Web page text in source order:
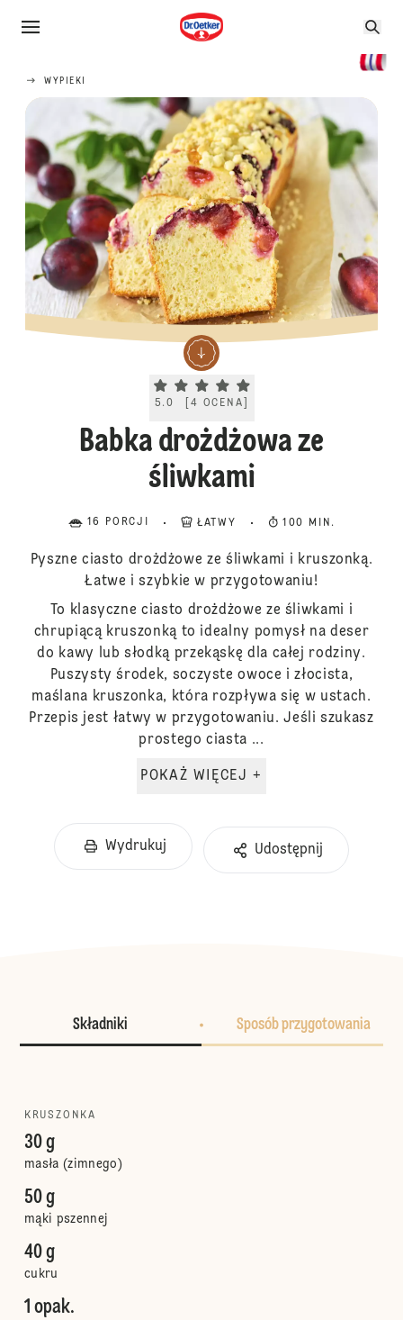
WYPIEKI
Current rating 5.0. Click to rate.
5.0 4 OCENA
Babka drożdżowa ze
śliwkami
16 PORCJI ŁATWY 100 MIN.
Pyszne ciasto drożdżowe ze śliwkami i kruszonką.
Łatwe i szybkie w przygotowaniu!
To klasyczne ciasto drożdżowe ze śliwkami i
chrupiącą kruszonką to idealny pomysł na deser
do kawy lub słodką przekąskę dla całej rodziny.
Puszysty środek, soczyste owoce i złocista,
maślana kruszonka, która rozpływa się w ustach.
Przepis jest łatwy w przygotowaniu. Jeśli szukasz
prostego ciasta ...
POKAŻ WIĘCEJ +
Wydrukuj Udostępnij
Składniki Sposób przygotowania
KRUSZONKA
30 g
masła (zimnego)
50 g
mąki pszennej
40 g
cukru
1 opak.